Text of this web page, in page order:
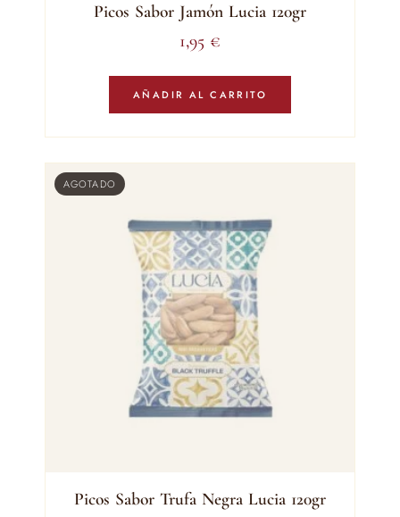
Picos Sabor Jamón Lucia 120gr
1,95 €
AÑADIR AL CARRITO
AGOTADO
Picos Sabor Trufa Negra Lucia 120gr